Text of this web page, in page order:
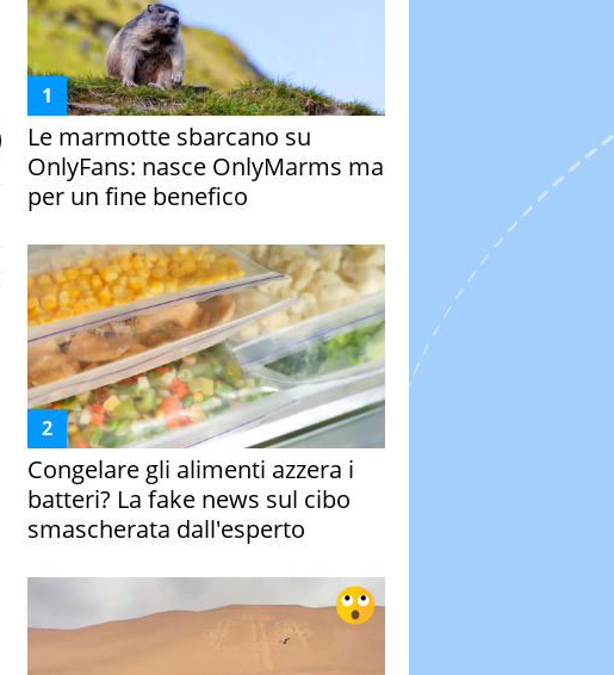
Le marmotte sbarcano su
OnlyFans: nasce OnlyMarms ma
per un fine benefico
Congelare gli alimenti azzera i
batteri? La fake news sul cibo
smascherata dall'esperto